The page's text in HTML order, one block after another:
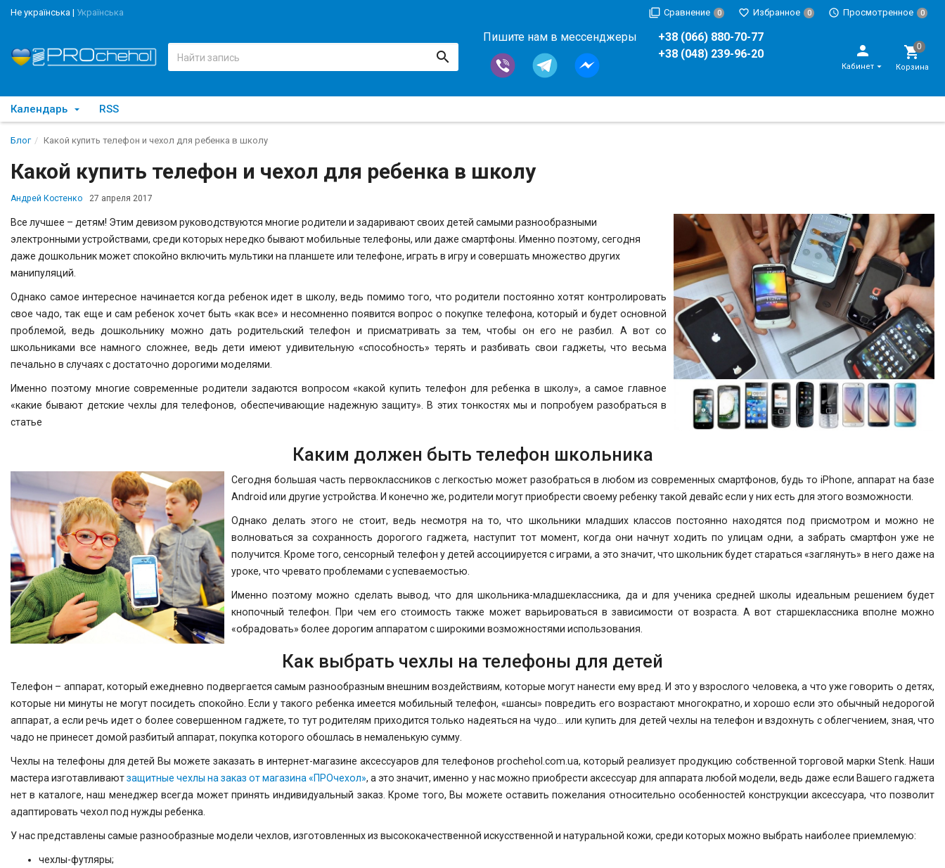
Не українська | Українська Сравнение 0 Избранное 0 Просмотренное 0
Пишите нам в мессенджеры
+38 (066) 880-70-77
+38 (048) 239-96-20
Кабинет Корзина
Календарь RSS
Блог Какой купить телефон и чехол для ребенка в школу
Какой купить телефон и чехол для ребенка в школу
Андрей Костенко 27 апреля 2017
Все лучшее – детям! Этим девизом руководствуются многие родители и задаривают своих детей самыми разнообразными
электронными устройствами, среди которых нередко бывают мобильные телефоны, или даже смартфоны. Именно поэтому, сегодня
даже дошкольник может спокойно включить мультики на планшете или телефоне, играть в игру и совершать множество других
манипуляций.
Однако самое интересное начинается когда ребенок идет в школу, ведь помимо того, что родители постоянно хотят контролировать
свое чадо, так еще и сам ребенок хочет быть«как все» и несомненно появится вопрос о покупке телефона, который и будет основной
проблемой, ведь дошкольнику можно дать родительский телефон и присматривать за тем, чтобы он его не разбил. А вот со
школьниками все намного сложнее, ведь дети имеют удивительную «способность» терять и разбивать свои гаджеты, что весьма
печально в случаях с достаточно дорогими моделями.
Именно поэтому многие современные родители задаются вопросом «какой купить телефон для ребенка в школу», а самое главное
«какие бывают детские чехлы для телефонов, обеспечивающие надежную защиту». В этих тонкостях мы и попробуем разобраться в
статье
Каким должен быть телефон школьника
Сегодня большая часть первоклассников с легкостью может разобраться в любом из современных смартфонов, будь то iPhone, аппарат на базе
Android или другие устройства. И конечно же, родители могут приобрести своему ребенку такой девайс если у них есть для этого возможности.
Однако делать этого не стоит, ведь несмотря на то, что школьники младших классов постоянно находятся под присмотром и можно не
волноваться за сохранность дорогого гаджета, наступит тот момент, когда они начнут ходить по улицам одни, а забрать смартфон уже не
получится. Кроме того, сенсорный телефон у детей ассоциируется с играми, а это значит, что школьник будет стараться «заглянуть» в него даже на
уроке, что чревато проблемами с успеваемостью.
Именно поэтому можно сделать вывод, что для школьника-младшеклассника, да и для ученика средней школы идеальным решением будет
кнопочный телефон. При чем его стоимость также может варьироваться в зависимости от возраста. А вот старшеклассника вполне можно
«обрадовать» более дорогим аппаратом с широкими возможностями использования.
Как выбрать чехлы на телефоны для детей
Телефон – аппарат, который ежедневно подвергается самым разнообразным внешним воздействиям, которые могут нанести ему вред. И это у взрослого человека, а что уже говорить о детях,
которые ни минуты не могут посидеть спокойно. Если у такого ребенка имеется мобильный телефон, «шансы» повредить его возрастают многократно, и хорошо если это обычный недорогой
аппарат, а если речь идет о более совершенном гаджете, то тут родителям приходится только надеяться на чудо… или купить для детей чехлы на телефон и вздохнуть с облегчением, зная, что
чадо не принесет домой разбитый аппарат, покупка которого обошлась в немаленькую сумму.
Чехлы на телефоны для детей Вы можете заказать в интернет-магазине аксессуаров для телефонов prochehol.com.ua, который реализует продукцию собственной торговой марки Stenk. Наши
мастера изготавливаютзащитные чехлы на заказ от магазина «ПРОчехол», а это значит, именно у нас можно приобрести аксессуар для аппарата любой модели, ведь даже если Вашего гаджета
нет в каталоге, наш менеджер всегда может принять индивидуальный заказ. Кроме того, Вы можете оставить пожелания относительно особенностей конструкции аксессуара, что позволит
адаптировать чехол под нужды ребенка.
У нас представлены самые разнообразные модели чехлов, изготовленных из высококачественной искусственной и натуральной кожи, среди которых можно выбрать наиболее приемлемую:
чехлы-футляры;